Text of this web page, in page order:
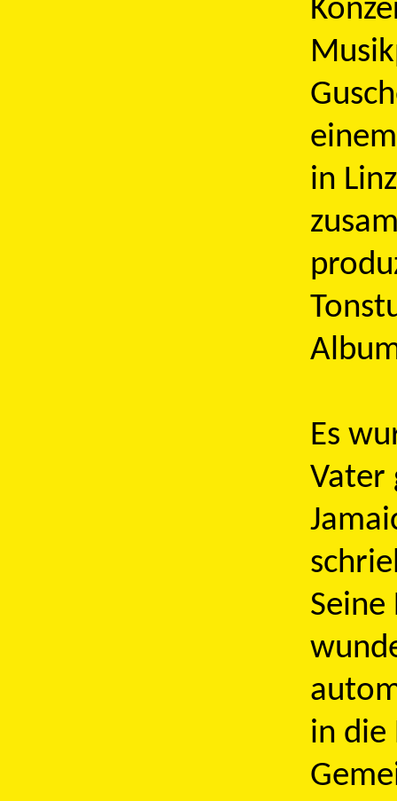
in
Es
Vater
Seine
in die